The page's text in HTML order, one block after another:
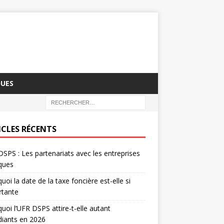
RÉCENTS
: Les partenariats avec les entreprises
la date de la taxe foncière est-elle si
l’UFR DSPS attire-t-elle autant
en 2026